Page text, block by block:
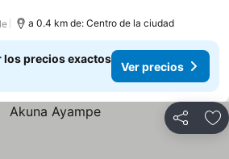
a 0.4 km de: Centro de la ciudad
los precios exactos
Ver precios
Compartir